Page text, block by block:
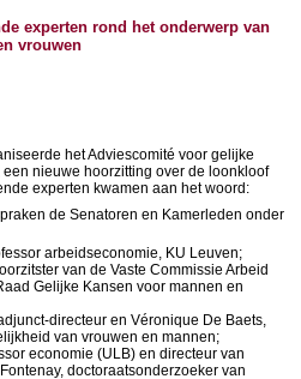
experten rond het onderwerp van
vrouwen
het Adviescomité voor gelijke
nieuwe hoorzitting over de loonkloof
experten kwamen aan het woord:
de Senatoren en Kamerleden onder
arbeidseconomie, KU Leuven;
van de Vaste Commissie Arbeid
Gelijke Kansen voor mannen en
directeur en Véronique De Baets,
van vrouwen en mannen;
economie (ULB) en directeur van
doctoraatsonderzoeker van